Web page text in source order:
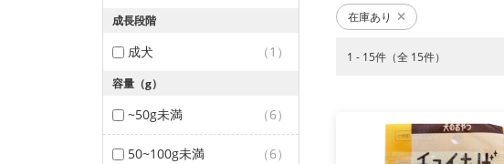
成長段階
成犬 （1）
容量（g）
~50g未満 （6）
50~100g未満 （6）
在庫あり
1 - 15件（全 15件）